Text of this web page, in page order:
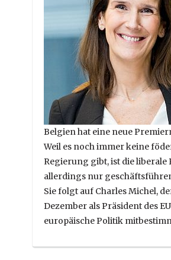
Belgien hat eine neue
Weil es noch immer keine
Regierung gibt, ist die
allerdings nur
Sie folgt auf Charles Michel,
Dezember als Präsident des
europäische Politik